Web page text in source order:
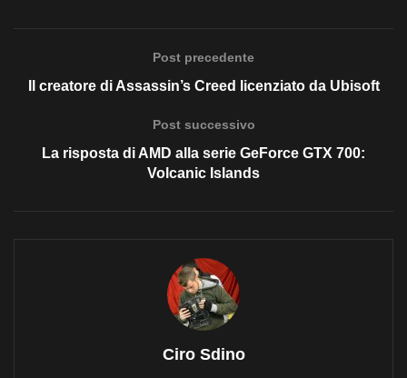
Post precedente
Il creatore di Assassin’s Creed licenziato da Ubisoft
Post successivo
La risposta di AMD alla serie GeForce GTX 700:
Volcanic Islands
Ciro Sdino